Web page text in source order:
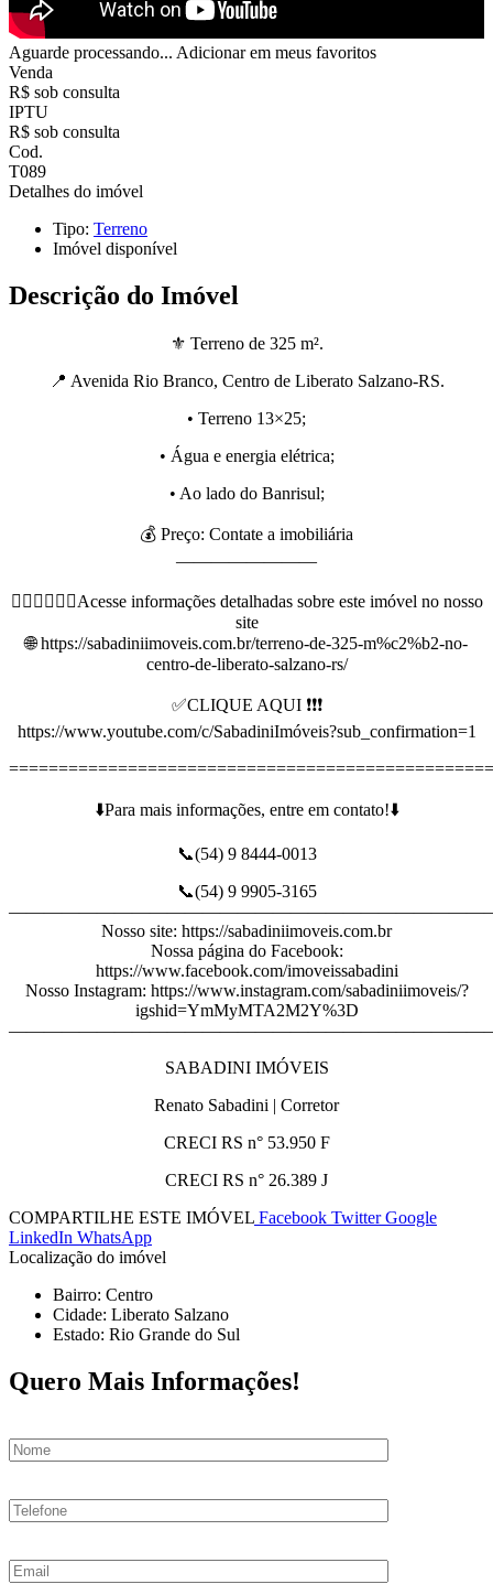
Aguarde processando... Adicionar em meus favoritos
Venda
R$ sob consulta
IPTU
R$ sob consulta
Cod.
T089
Detalhes do imóvel
Tipo: Terreno
Imóvel disponível
Descrição do Imóvel
⚜️ Terreno de 325 m².
📍 Avenida Rio Branco, Centro de Liberato Salzano-RS.
• Terreno 13×25;
• Água e energia elétrica;
• Ao lado do Banrisul;
💰 Preço: Contate a imobiliária
————————
👇🏻👇🏻👇🏻Acesse informações detalhadas sobre este imóvel no nosso
site
🌐 https://sabadiniimoveis.com.br/terreno-de-325-m%c2%b2-no-
centro-de-liberato-salzano-rs/
✅CLIQUE AQUI ❗❗❗
https://www.youtube.com/c/SabadiniImóveis?sub_confirmation=1
⬇️Para mais informações, entre em contato!⬇️
📞(54) 9 8444-0013
📞(54) 9 9905-3165
Nosso site: https://sabadiniimoveis.com.br
Nossa página do Facebook:
https://www.facebook.com/imoveissabadini
Nosso Instagram: https://www.instagram.com/sabadiniimoveis/?
igshid=YmMyMTA2M2Y%3D
SABADINI IMÓVEIS
Renato Sabadini | Corretor
CRECI RS n° 53.950 F
CRECI RS n° 26.389 J
COMPARTILHE ESTE IMÓVEL Facebook Twitter Google
LinkedIn WhatsApp
Localização do imóvel
Bairro: Centro
Cidade: Liberato Salzano
Estado: Rio Grande do Sul
Quero Mais Informações!